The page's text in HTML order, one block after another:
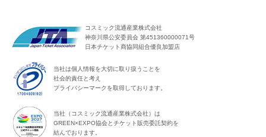
コスミック流通産業株式会社
神奈川県公安委員会 第451360000071号
日本チケット商協同組合優良加盟店
当社は個人情報を大切に取り扱うことを
社会的責任と考え
プライバシーマークを取得しております。
当社（コスミック流通産業株式会社）は
GREEN×EXPO協会とチケット販売委託契約を
結んでおります。